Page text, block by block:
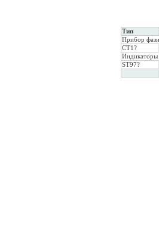
Тип
Прибор
CT1?
Индикаторы
ST97?